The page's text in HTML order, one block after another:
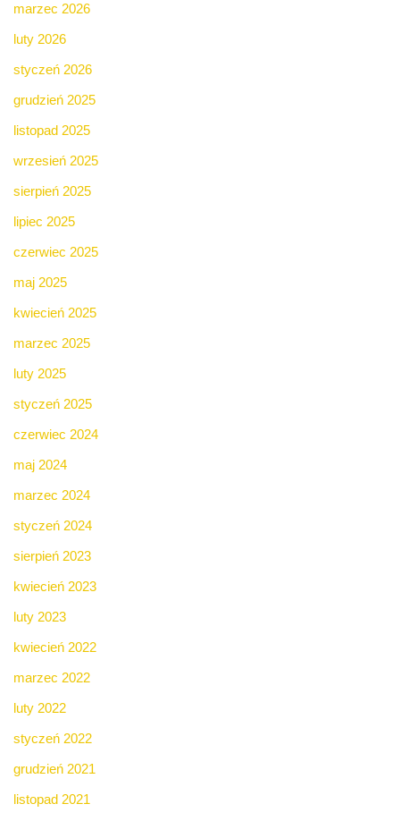
marzec 2026
luty 2026
styczeń 2026
grudzień 2025
listopad 2025
wrzesień 2025
sierpień 2025
lipiec 2025
czerwiec 2025
maj 2025
kwiecień 2025
marzec 2025
luty 2025
styczeń 2025
czerwiec 2024
maj 2024
marzec 2024
styczeń 2024
sierpień 2023
kwiecień 2023
luty 2023
kwiecień 2022
marzec 2022
luty 2022
styczeń 2022
grudzień 2021
listopad 2021